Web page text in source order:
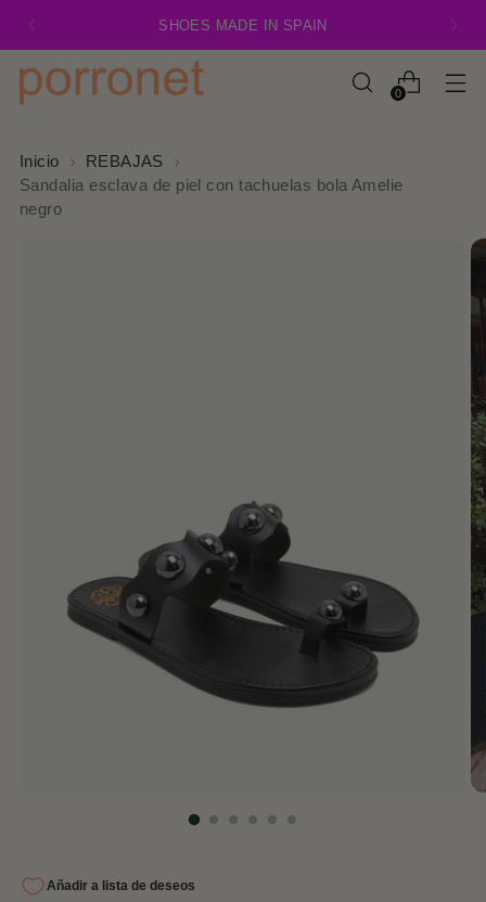
0
SHOES MADE IN SPAIN
Inicio
REBAJAS
Sandalia esclava de piel con tachuelas bola Amelie
negro